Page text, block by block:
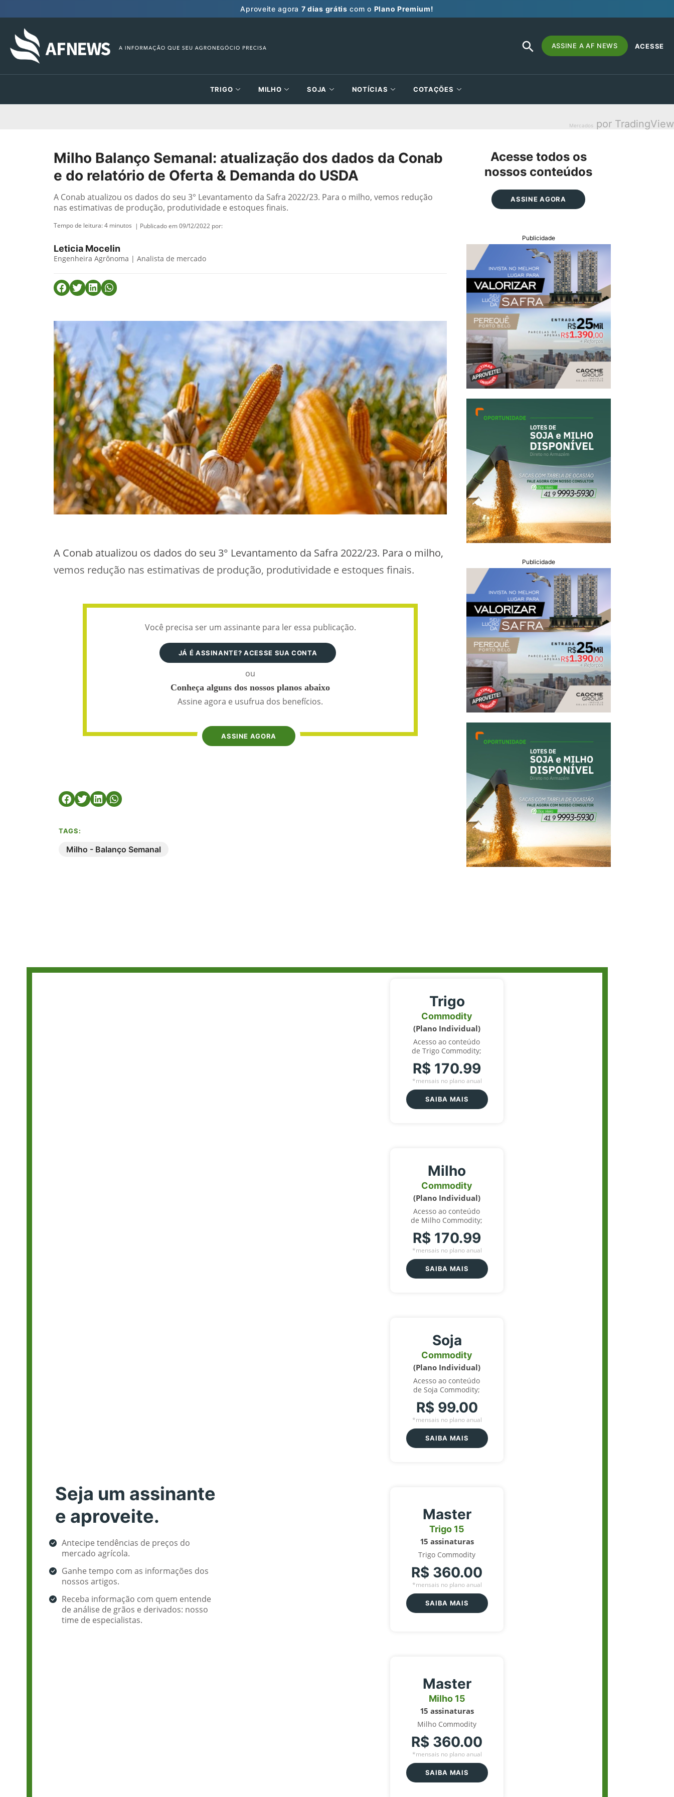
Aproveite agora 7 dias grátis com o Plano Premium!
Search
for:
SEARCH
BUTTON
ASSINE A AF NEWS ACESSE
TRIGO MILHO SOJA NOTÍCIAS COTAÇÕES
Mercados por TradingView
Milho Balanço Semanal: atualização dos dados da Conab
e do relatório de Oferta & Demanda do USDA
A Conab atualizou os dados do seu 3° Levantamento da Safra 2022/23. Para o milho, vemos redução
nas estimativas de produção, produtividade e estoques finais.
Tempo de leitura:4 minutos | Publicado em 09/12/2022 por:
Leticia Mocelin
Engenheira Agrônoma | Analista de mercado
A Conab atualizou os dados do seu 3° Levantamento da Safra 2022/23. Para o milho,
vemos redução nas estimativas de produção, produtividade e estoques finais.
Você precisa ser um assinante para ler essa publicação.
JÁ É ASSINANTE? ACESSE SUA CONTA
ou
Conheça alguns dos nossos planos abaixo
Assine agora e usufrua dos benefícios.
ASSINE AGORA
TAGS:
Milho - Balanço Semanal
Acesse todos os
nossos conteúdos
ASSINE AGORA
Publicidade
Publicidade
Seja um assinante
e aproveite.
Antecipe tendências de preços do
mercado agrícola.
Ganhe tempo com as informações dos
nossos artigos.
Receba informação com quem entende
de análise de grãos e derivados: nosso
time de especialistas.
Trigo
Commodity
(Plano Individual)
Acesso ao conteúdo
de Trigo Commodity;
R$ 170.99
*mensais no plano anual
SAIBA MAIS
Milho
Commodity
(Plano Individual)
Acesso ao conteúdo
de Milho Commodity;
R$ 170.99
*mensais no plano anual
SAIBA MAIS
Soja
Commodity
(Plano Individual)
Acesso ao conteúdo
de Soja Commodity;
R$ 99.00
*mensais no plano anual
SAIBA MAIS
Master
Trigo 15
15 assinaturas
Trigo Commodity
R$ 360.00
*mensais no plano anual
SAIBA MAIS
Master
Milho 15
15 assinaturas
Milho Commodity
R$ 360.00
*mensais no plano anual
SAIBA MAIS